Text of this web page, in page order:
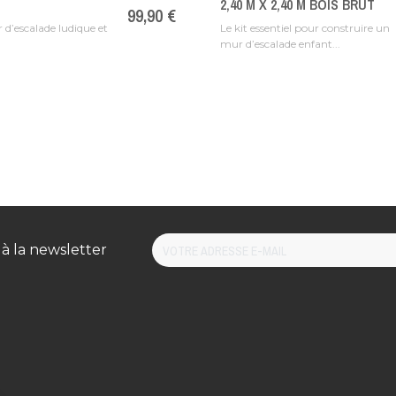
ludique et
Prix
99,90 €
2,40 M X 2,40 M BOIS BRUT
Le kit essentiel pour construire un
mur d’escalade enfant...
la newsletter